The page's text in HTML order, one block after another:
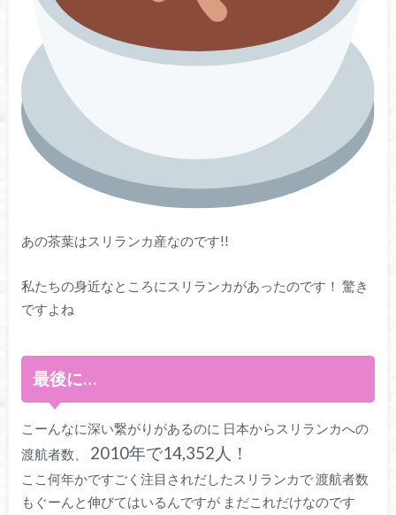
あの茶葉はスリランカ産なのです!!
私たちの身近なところにスリランカがあったのです！ 驚き
ですよね
最後に…
こーんなに深い繋がりがあるのに 日本からスリランカへの
渡航者数、 2010年で14,352人！
ここ何年かですごく注目されだしたスリランカで 渡航者数
もぐーんと伸びてはいるんですが まだこれだけなのです